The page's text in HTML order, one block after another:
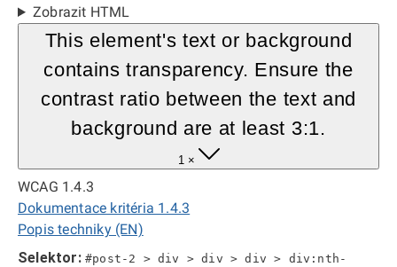
Zobrazit HTML
This element's text or background
contains transparency. Ensure the
contrast ratio between the text and
background are at least 3:1.
1 ×
WCAG 1.4.3
Dokumentace kritéria 1.4.3
Popis techniky (EN)
Selektor: #post-2 > div > div > div > div:nth-